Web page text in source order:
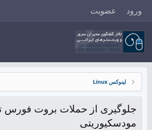
ورود عضویت
لینوکس Linux
جلوگیری از حملات بروت
مودسکیوریتی